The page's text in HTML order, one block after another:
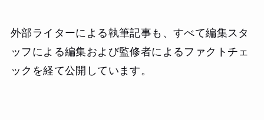
外部ライターによる執筆記事も、すべて編集スタ
ッフによる編集および監修者によるファクトチェ
ックを経て公開しています。